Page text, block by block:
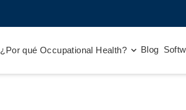
¿Por qué Occupational Health? Blog